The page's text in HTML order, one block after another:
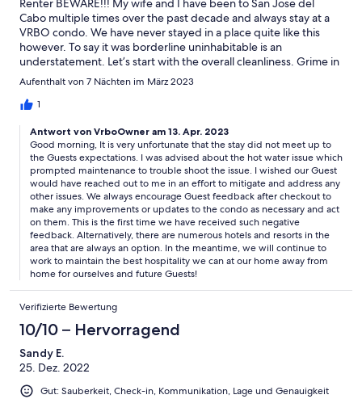
Renter BEWARE!!! My wife and I have been to San Jose del
Cabo multiple times over the past decade and always stay at a
VRBO condo. We have never stayed in a place quite like this
however. To say it was borderline uninhabitable is an
understatement. Let’s start with the overall cleanliness. Grime in
the tiles of the kitchen, bathroom and shower. I had to wipe
cutting board reeked of rotten meat when I washed it. There
couldn't take a decent shower let alone my wife. We were so
desperate for a decent shower we bought day passes to the
resort across the steeet just to use their shower amenities. Our
favorite thing to do is go to the beach. The beach equipment
included two very small and uncomfortable upright chairs (not
actual beach chairs) and a broken plastic umbrella. The beach
towels are worn so thin with no absorbency at all- I have tee
shirts thicker than them. The place gets no sunlight so it was just
dark and dingy inside. The sheets were thin and stained, it was
just overall dirty and beyond disappointing. If you’re thinking of
staying here I would strongly recommend you reconsider!
Aufenthalt von 7 Nächten im März 2023
1
Antwort von VrboOwner am 13. Apr. 2023
Good morning, It is very unfortunate that the stay did not meet up to
the Guests expectations. I was advised about the hot water issue which
prompted maintenance to trouble shoot the issue. I wished our Guest
would have reached out to me in an effort to mitigate and address any
other issues. We always encourage Guest feedback after checkout to
make any improvements or updates to the condo as necessary and act
on them. This is the first time we have received such negative
feedback. Alternatively, there are numerous hotels and resorts in the
area that are always an option. In the meantime, we will continue to
work to maintain the best hospitality we can at our home away from
home for ourselves and future Guests!
Verifizierte Bewertung
10/10 – Hervorragend
Sandy E.
25. Dez. 2022
Gut: Sauberkeit, Check-in, Kommunikation, Lage und Genauigkeit